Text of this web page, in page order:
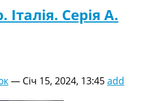
Серія A.
— Січ 15, 2024, 13:45add